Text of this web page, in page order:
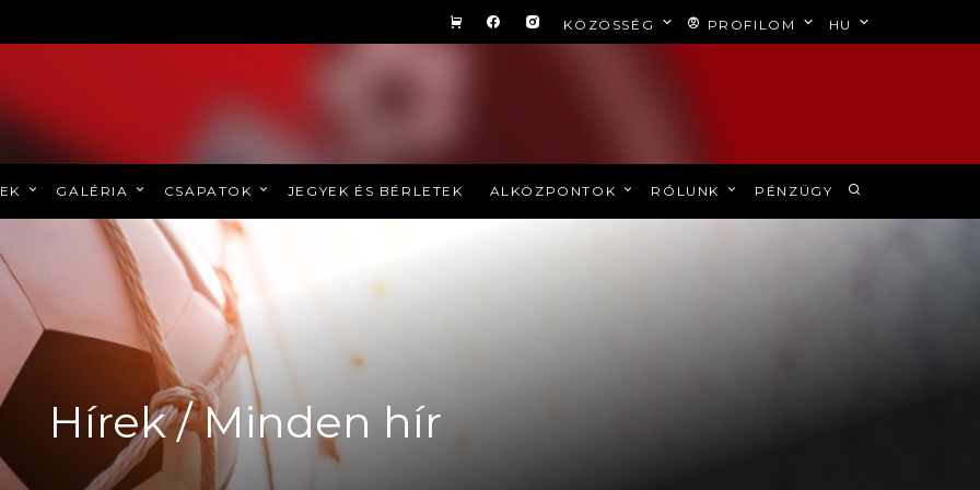
KÖZÖSSÉG PROFILOM HU
GALÉRIA CSAPATOK JEGYEK ÉS BÉRLETEK ALKÖZPONTOK RÓLUNK PÉNZÜGY
Hírek / Minden hír